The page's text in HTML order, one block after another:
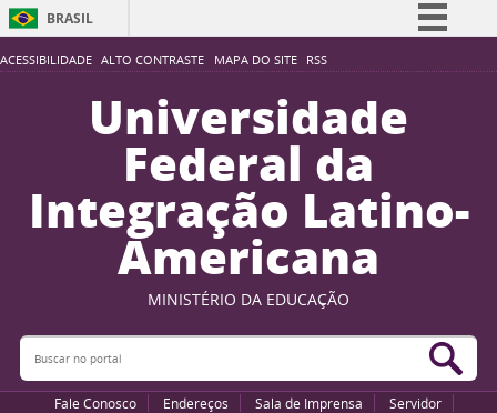
ACESSIBILIDADE ALTO CONTRASTE MAPA DO SITE RSS
BRASIL
Simplifique!
Participe
Acesso à informação
Legislação
Canais
Universidade
Federal da
Integração Latino-
Americana
MINISTÉRIO DA EDUCAÇÃO
Buscar no portal
Fale Conosco Endereços Sala de Imprensa
Servidor